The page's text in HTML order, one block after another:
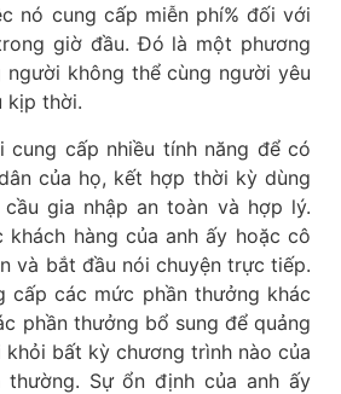
nó cung cấp miễn phí% đối với
giờ đầu. Đó là một phương
không thể cùng người yêu
kịp thời.
cung cấp nhiều tính năng để có
của họ, kết hợp thời kỳ dùng
gia nhập an toàn và hợp lý.
khách hàng của anh ấy hoặc cô
và bắt đầu nói chuyện trực tiếp.
cấp các mức phần thưởng khác
phần thưởng bổ sung để quảng
bất kỳ chương trình nào của
Sự ổn định của anh ấy